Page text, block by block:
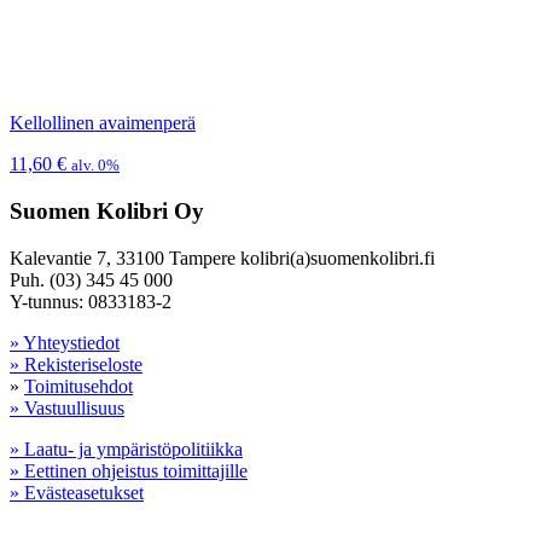
Kellollinen avaimenperä
11,60 € alv. 0%
Suomen Kolibri Oy
Kalevantie 7, 33100 Tampere kolibri(a)suomenkolibri.fi
Puh. (03) 345 45 000
Y-tunnus: 0833183-2
» Yhteystiedot
» Rekisteriseloste
» Toimitusehdot
» Vastuullisuus
» Laatu- ja ympäristöpolitiikka
» Eettinen ohjeistus toimittajille
» Evästeasetukset